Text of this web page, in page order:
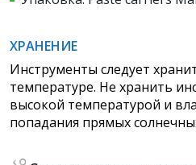
ХРАНЕНИЕ
Инструменты следует
температуре. Не хранить
высокой температурой и
попадания прямых